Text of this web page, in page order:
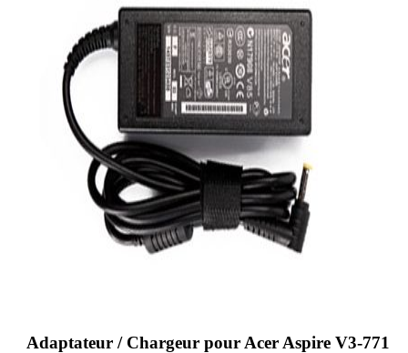
Adaptateur / Chargeur pour Acer Aspire V3-771